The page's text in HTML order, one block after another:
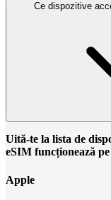
Ce dispozitive
Uită-te la lista de
eSIM funcționează
Apple